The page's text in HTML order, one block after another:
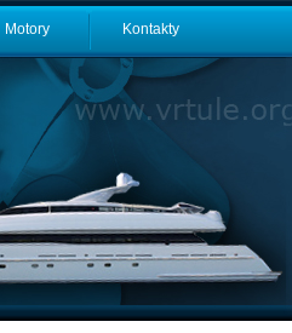
Motory Kontakty